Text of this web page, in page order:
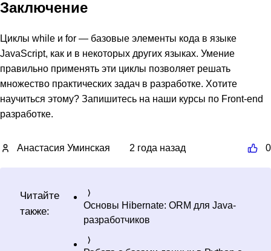
Заключение
Циклы while и for — базовые элементы кода в языке
JavaScript, как и в некоторых других языках. Умение
правильно применять эти циклы позволяет решать
множество практических задач в разработке. Хотите
научиться этому? Запишитесь на наши курсы по Front-end
разработке.
Анастасия Уминская 2 года назад 0
Читайте
также:
Основы Hibernate: ORM для Java-
разработчиков